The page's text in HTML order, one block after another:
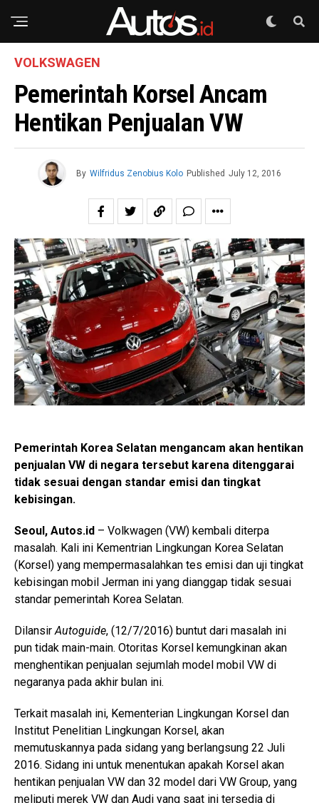
VOLKSWAGEN
Pemerintah Korsel Ancam
Hentikan Penjualan VW
By Wilfridus Zenobius Kolo Published July 12, 2016
Pemerintah Korea Selatan mengancam akan hentikan
penjualan VW di negara tersebut karena ditenggarai
tidak sesuai dengan standar emisi dan tingkat
kebisingan.
Seoul, Autos.id – Volkwagen (VW) kembali diterpa
masalah. Kali ini Kementrian Lingkungan Korea Selatan
(Korsel) yang mempermasalahkan tes emisi dan uji tingkat
kebisingan mobil Jerman ini yang dianggap tidak sesuai
standar pemerintah Korea Selatan.
DilansirAutoguide, (12/7/2016) buntut dari masalah ini
pun tidak main-main. Otoritas Korsel kemungkinan akan
menghentikan penjualan sejumlah model mobil VW di
negaranya pada akhir bulan ini.
Terkait masalah ini, Kementerian Lingkungan Korsel dan
Institut Penelitian Lingkungan Korsel, akan
memutuskannya pada sidang yang berlangsung 22 Juli
2016. Sidang ini untuk menentukan apakah Korsel akan
hentikan penjualan VW dan 32 model dari VW Group, yang
meliputi merek VW dan Audi yang saat ini tersedia di